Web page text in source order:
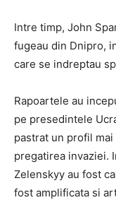
Intre timp, John
fugeau din Dnipro,
care se indreptau
Rapoartele au
pe presedintele
pastrat un profil
pregatirea invaziei.
Zelenskyy au fost
fost amplificata si